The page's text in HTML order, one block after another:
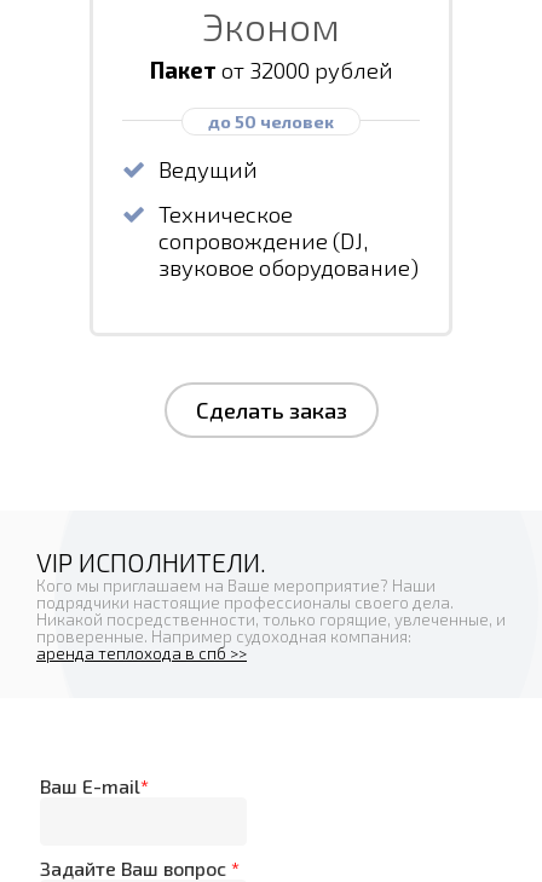
Эконом
Пакет от 32000 рублей
до 50 человек
Ведущий
Техническое
сопровождение (DJ,
звуковое оборудование)
Сделать заказ
VIP ИСПОЛНИТЕЛИ.
Кого мы приглашаем на Ваше мероприятие? Наши
подрядчики настоящие профессионалы своего дела.
Никакой посредственности, только горящие, увлеченные, и
проверенные. Например судоходная компания:
аренда теплохода в спб >>
Ваш E-mail*
Задайте Ваш вопрос *